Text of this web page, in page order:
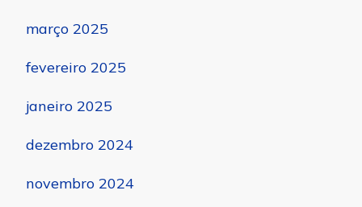
março 2025
fevereiro 2025
janeiro 2025
dezembro 2024
novembro 2024